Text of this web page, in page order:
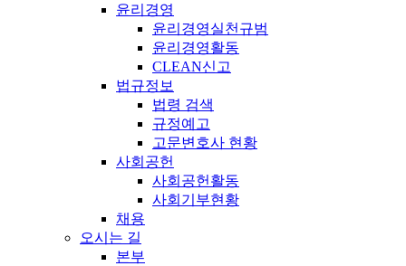
윤리경영
윤리경영실천규범
윤리경영활동
CLEAN신고
법규정보
법령 검색
규정예고
고문변호사 현황
사회공헌
사회공헌활동
사회기부현황
채용
오시는 길
본부